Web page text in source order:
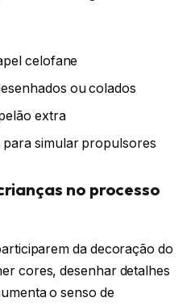
celofane
ou colados
extra
para simular propulsores
no processo
da decoração do
cores, desenhar detalhes
o senso de